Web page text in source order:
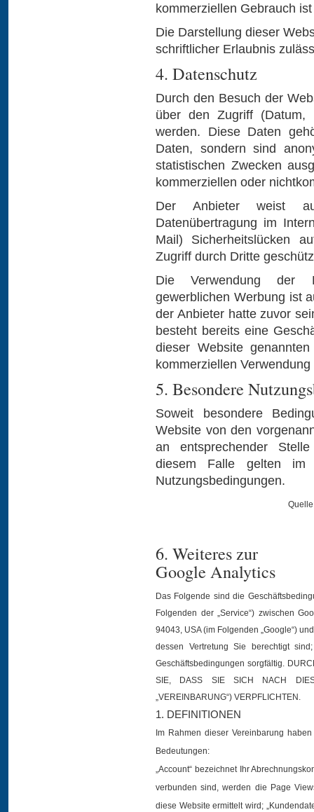
kommerziellen Gebrauch
Die Darstellung dieser
schriftlicher Erlaubnis
4. Datenschutz
Durch den Besuch der
über den Zugriff (Datum,
werden. Diese Daten
Daten, sondern sind
statistischen Zwecken
kommerziellen oder
Der Anbieter weist
Datenübertragung im
Mail) Sicherheitslücken
Zugriff durch Dritte
Die Verwendung der
gewerblichen Werbung ist
der Anbieter hatte zuvor
besteht bereits eine
dieser Website
kommerziellen
5. Besondere
Soweit besondere
Website von den
an entsprechender
diesem Falle gelten im
Nutzungsbedingungen.
6. Weiteres zur
Google Analytics
Das Folgende sind die
Folgenden der „Service“) zwischen
94043, USA (im Folgenden „Google“)
dessen Vertretung Sie berechtigt
Geschäftsbedingungen sorgfältig.
SIE, DASS SIE SICH NACH
„VEREINBARUNG“) VERPFLICHTEN.
1. DEFINITIONEN
Im Rahmen dieser Vereinbarung
Bedeutungen:
„Account“ bezeichnet Ihr
verbunden sind, werden die Page
diese Website ermittelt wird;